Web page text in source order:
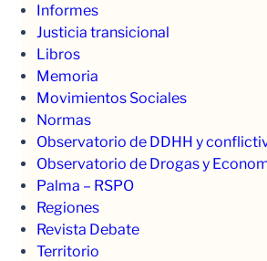
Informes
Justicia transicional
Libros
Memoria
Movimientos Sociales
Normas
Observatorio de DDHH y
Observatorio de Drogas y
Palma – RSPO
Regiones
Revista Debate
Territorio